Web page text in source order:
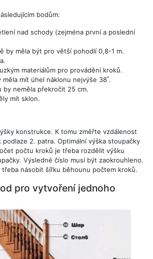
bodům:
nad schody (zejména první a poslední
by měla být pro větší pohodlí 0,8-1 m.
materiálům pro provádění kroků.
měla mít úhel náklonu nejvýše 38˚.
by neměla překročit 25 cm.
mít sklon.
konstrukce. K tomu změřte vzdálenost
podlaze 2. patra. Optimální výška stoupačky
počtu kroků je třeba rozdělit výšku
Výsledné číslo musí být zaokrouhleno.
násobit šířku běhounu počtem kroků.
pro vytvoření jednoho